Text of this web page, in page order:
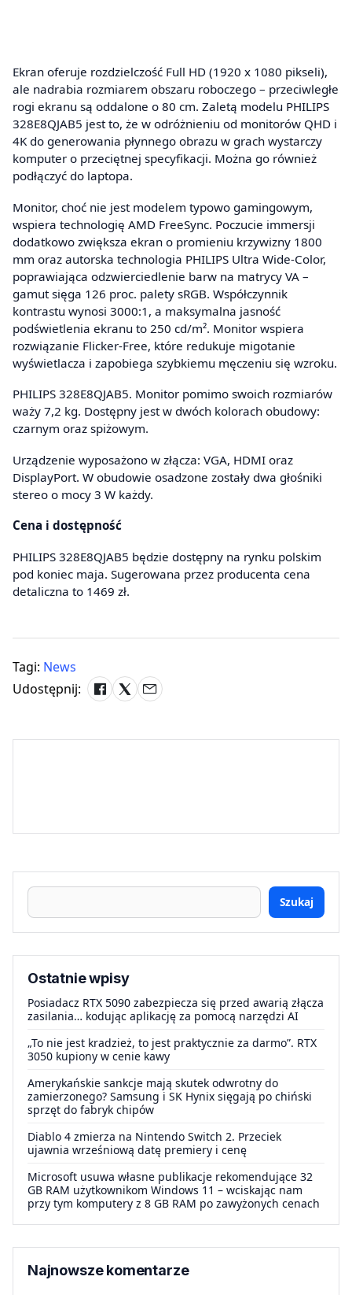
Ekran oferuje rozdzielczość Full HD (1920 x 1080 pikseli),
ale nadrabia rozmiarem obszaru roboczego – przeciwległe
rogi ekranu są oddalone o 80 cm. Zaletą modelu PHILIPS
328E8QJAB5 jest to, że w odróżnieniu od monitorów QHD i
4K do generowania płynnego obrazu w grach wystarczy
komputer o przeciętnej specyfikacji. Można go również
podłączyć do laptopa.
Monitor, choć nie jest modelem typowo gamingowym,
wspiera technologię AMD FreeSync. Poczucie immersji
dodatkowo zwiększa ekran o promieniu krzywizny 1800
mm oraz autorska technologia PHILIPS Ultra Wide-Color,
poprawiająca odzwierciedlenie barw na matrycy VA –
gamut sięga 126 proc. palety sRGB. Współczynnik
kontrastu wynosi 3000:1, a maksymalna jasność
podświetlenia ekranu to 250 cd/m². Monitor wspiera
rozwiązanie Flicker-Free, które redukuje migotanie
wyświetlacza i zapobiega szybkiemu męczeniu się wzroku.
PHILIPS 328E8QJAB5. Monitor pomimo swoich rozmiarów
waży 7,2 kg. Dostępny jest w dwóch kolorach obudowy:
czarnym oraz spiżowym.
Urządzenie wyposażono w złącza: VGA, HDMI oraz
DisplayPort. W obudowie osadzone zostały dwa głośniki
stereo o mocy 3 W każdy.
Cena i dostępność
PHILIPS 328E8QJAB5 będzie dostępny na rynku polskim
pod koniec maja. Sugerowana przez producenta cena
detaliczna to 1469 zł.
Tagi: News
Udostępnij:
Szukaj
Ostatnie wpisy
Posiadacz RTX 5090 zabezpiecza się przed awarią złącza
zasilania… kodując aplikację za pomocą narzędzi AI
„To nie jest kradzież, to jest praktycznie za darmo”. RTX
3050 kupiony w cenie kawy
Amerykańskie sankcje mają skutek odwrotny do
zamierzonego? Samsung i SK Hynix sięgają po chiński
sprzęt do fabryk chipów
Diablo 4 zmierza na Nintendo Switch 2. Przeciek
ujawnia wrześniową datę premiery i cenę
Microsoft usuwa własne publikacje rekomendujące 32
GB RAM użytkownikom Windows 11 – wciskając nam
przy tym komputery z 8 GB RAM po zawyżonych cenach
Najnowsze komentarze